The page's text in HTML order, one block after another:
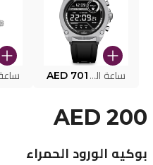
ساعة البوليس الذكية MY.AVATAR PEIUN0000101 AED 701
AED 200
بوكيه الورود الحمراء